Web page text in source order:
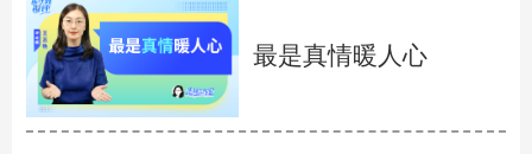
最是真情暖人心